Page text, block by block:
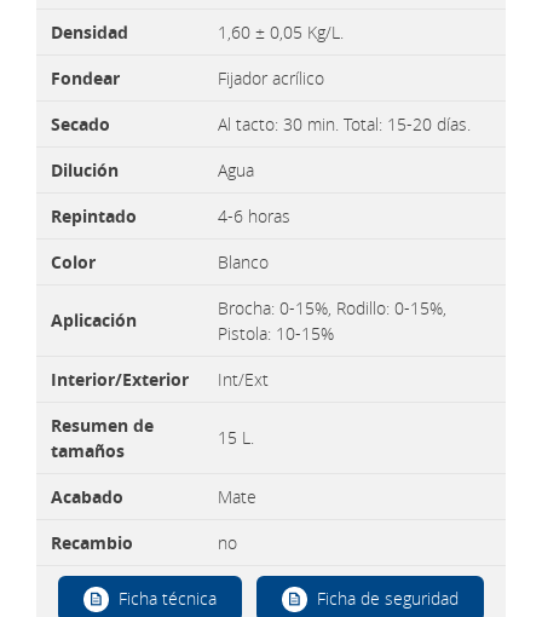
Densidad
1,60 ± 0,05 Kg/L.
Fondear
Fijador acrílico
Secado
Al tacto: 30 min. Total: 15-20 días.
Dilución
Agua
Repintado
4-6 horas
Color
Blanco
Aplicación
Brocha: 0-15%, Rodillo: 0-15%,
Pistola: 10-15%
Interior/Exterior
Int/Ext
Resumen de
tamaños
15 L.
Acabado
Mate
Recambio
no
Ficha técnica Ficha de seguridad